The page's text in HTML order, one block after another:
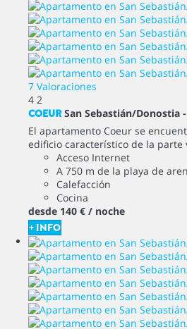
7 Valoraciones
4 2
COEUR San Sebastián/Donostia -
El apartamento Coeur se
edificio característico de la parte
Acceso Internet
A 750 m de la playa de
Calefacción
Cocina
desde 140 € / noche
+ INFO